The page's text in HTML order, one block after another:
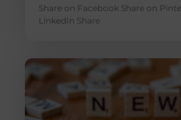
Share on Facebook Share on
LinkedIn Share